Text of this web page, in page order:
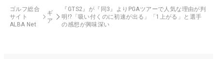
ゴルフ総合
サイト
ALBA Net
ギ
ア
『GTS2』が『同3』よりPGAツアーで人気な理由が判
明!?「吸い付くのに初速が出る」「1上がる」と選手
の感想が興味深い